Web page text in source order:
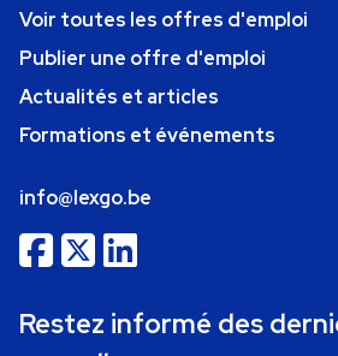
Voir toutes les offres d'emploi
Publier une offre d'emploi
Actualités et articles
Formations et événements
info@lexgo.be
Restez informé des